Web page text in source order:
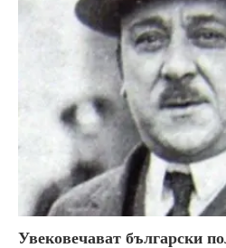
Увековечават български